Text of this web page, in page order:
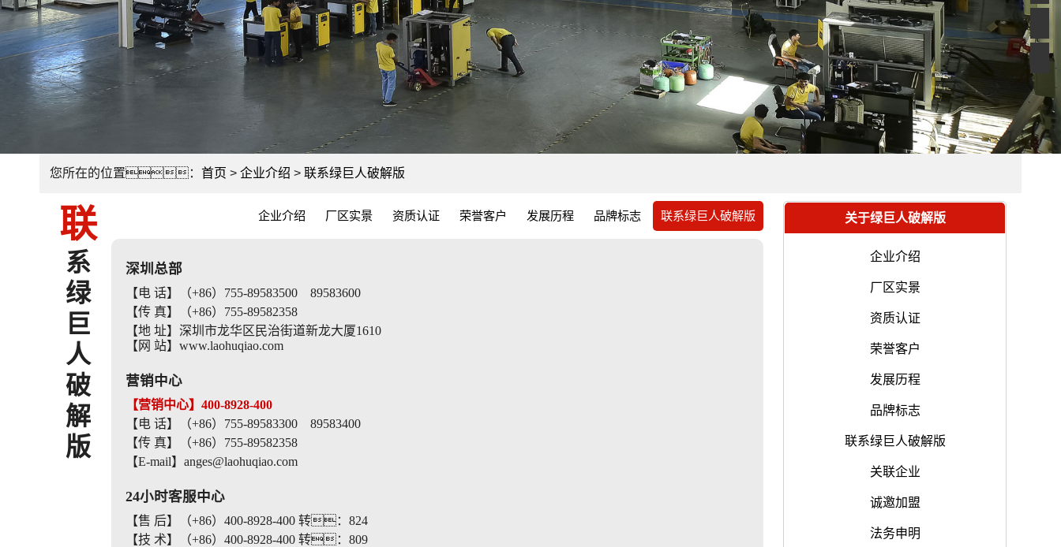
您所在的位置：首页 >企业介绍 >联系绿巨人破解版
联
系
绿
巨
人
破
解
版
企业介绍 厂区实景 资质认证 荣誉客户 发展历程 品牌标志 联系绿巨人破解版
深圳总部
【电 话】（+86）755-89583500 89583600
【传 真】（+86）755-89582358
【地 址】深圳市龙华区民治街道新龙大厦1610
【网 站】www.laohuqiao.com
营销中心
【营销中心】400-8928-400
【电 话】（+86）755-89583300 89583400
【传 真】（+86）755-89582358
【E-mail】anges@laohuqiao.com
24小时客服中心
【售 后】（+86）400-8928-400 转：824
【技 术】（+86）400-8928-400 转：809
关于绿巨人破解版
企业介绍
厂区实景
资质认证
荣誉客户
发展历程
品牌标志
联系绿巨人破解版
关联企业
诚邀加盟
法务申明